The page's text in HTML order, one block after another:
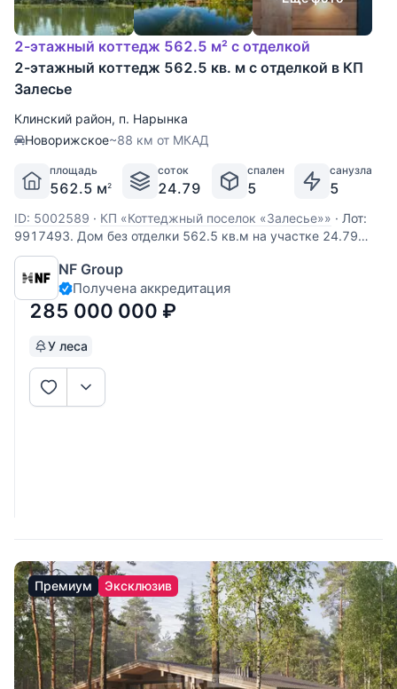
2-этажный коттедж 562.5 м² с отделкой
2-этажный коттедж 562.5 кв. м с отделкой в КП
Залесье
Клинский район, п. Нарынка
Новорижское~88 км от МКАД
площадь
562.5 м2
соток
24.79
спален
5
санузла
5
ID: 5002589 · КП «Коттеджный поселок «Залесье»» · Лот:
9917493. Дом без отделки 562.5 кв.м на участке 24.79
cот. Кол-во спален: 4. Кол-во с/у: 5. Поселок «Залесье».
Новорижское шоссе, 88 км от МКАД. Без комиссии для
покупателя. Резиденция выполнена из клееного бруса. •
Выбранная монолитная плита
NF Group
Получена аккредитация
285 000 000 ₽
У леса
Премиум Эксклюзив